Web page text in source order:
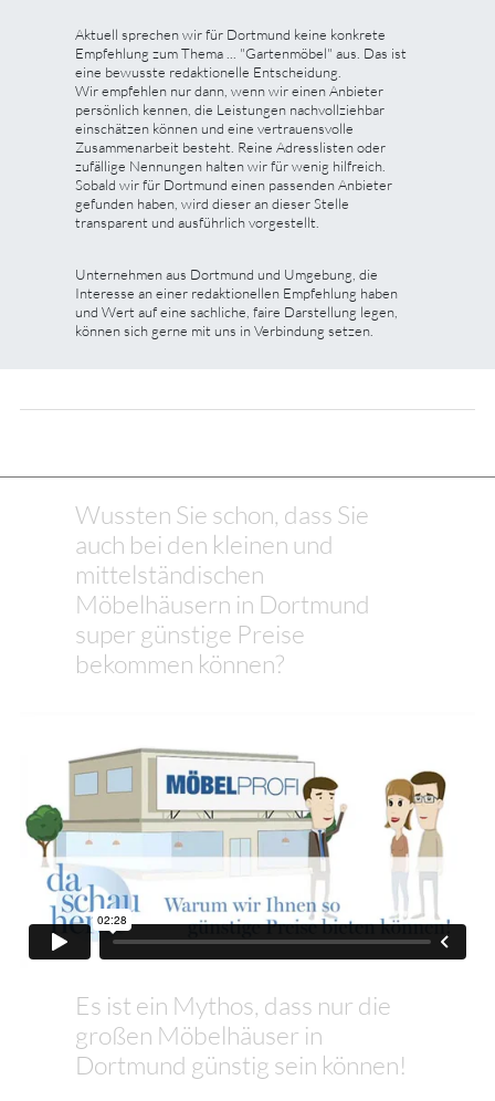
Aktuell sprechen wir für Dortmund keine konkrete
Empfehlung zum Thema ... "Gartenmöbel" aus. Das ist
eine bewusste redaktionelle Entscheidung.
Wir empfehlen nur dann, wenn wir einen Anbieter
persönlich kennen, die Leistungen nachvollziehbar
einschätzen können und eine vertrauensvolle
Zusammenarbeit besteht. Reine Adresslisten oder
zufällige Nennungen halten wir für wenig hilfreich.
Sobald wir für Dortmund einen passenden Anbieter
gefunden haben, wird dieser an dieser Stelle
transparent und ausführlich vorgestellt.
Unternehmen aus Dortmund und Umgebung, die
Interesse an einer redaktionellen Empfehlung haben
und Wert auf eine sachliche, faire Darstellung legen,
können sich gerne mit uns in Verbindung setzen.
Wussten Sie schon, dass Sie
auch bei den kleinen und
mittelständischen
Möbelhäusern in Dortmund
super günstige Preise
bekommen können?
Es ist ein Mythos, dass nur die
großen Möbelhäuser in
Dortmund günstig sein können!